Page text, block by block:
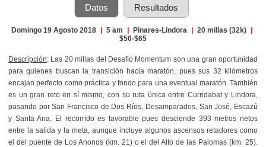
Datos Resultados
Domingo 19 Agosto 2018 | 5 am | Pinares-Lindora | 20 millas (32k) |
$50-$65
Descripción: Las 20 millas del Desafío Momentum son una gran oportunidad
para quienes buscan la transición hacia maratón, pues sus 32 kilómetros
encajan perfecto como práctica y fondo para una eventual maratón. También
es un gran reto en sí mismo, con su ruta única entre Curridabat y Lindora,
pasando por San Francisco de Dos Ríos, Desamparados, San José, Escazú
y Santa Ana. El recorrido es favorable pues desciende 393 metros netos
entre la salida y la meta, aunque incluye algunos ascensos retadores como
el del puente de Los Anonos (km. 21) o el del Alto de las Palomas (km. 25).